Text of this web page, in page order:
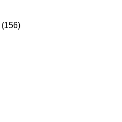
(156)